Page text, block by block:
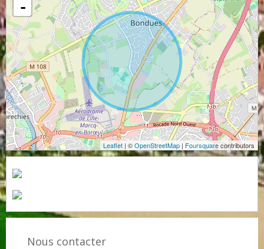
-
Leaflet | ©OpenStreetMap | Foursquarecontributors
Nous contacter